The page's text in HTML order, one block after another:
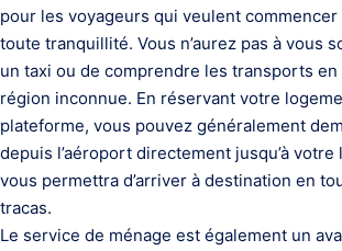
pour les voyageurs qui veulent
toute tranquillité. Vous n’aurez pas à vous
un taxi ou de comprendre les transports en
région inconnue. En réservant votre
plateforme, vous pouvez généralement
depuis l’aéroport directement jusqu’à
vous permettra d’arriver à destination en
tracas.
Le service de ménage est également un